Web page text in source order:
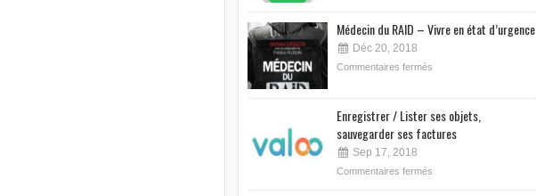
Médecin du RAID – Vivre en état d’urgence
Déc 20, 2018
Commentaires fermés
Enregistrer / Lister ses objets,
sauvegarder ses factures
Sep 17, 2018
Commentaires fermés